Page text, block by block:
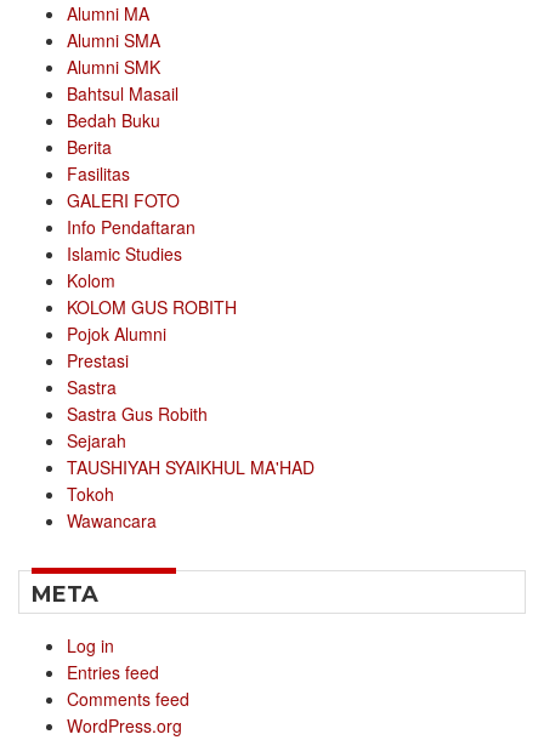
Alumni MA
Alumni SMA
Alumni SMK
Bahtsul Masail
Bedah Buku
Berita
Fasilitas
GALERI FOTO
Info Pendaftaran
Islamic Studies
Kolom
KOLOM GUS ROBITH
Pojok Alumni
Prestasi
Sastra
Sastra Gus Robith
Sejarah
TAUSHIYAH SYAIKHUL MA'HAD
Tokoh
Wawancara
META
Log in
Entries feed
Comments feed
WordPress.org